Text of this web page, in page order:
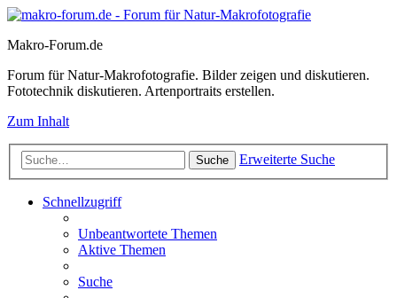
Makro-Forum.de
Forum für Natur-Makrofotografie. Bilder zeigen und diskutieren.
Fototechnik diskutieren. Artenportraits erstellen.
Zum Inhalt
Suche Erweiterte Suche
Schnellzugriff
Unbeantwortete Themen
Aktive Themen
Suche